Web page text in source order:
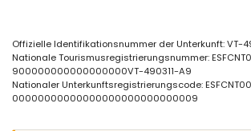
Privater Pool mit den Maßen 10m x 6m und 2,3m
Garten mit Bäumen und Gartenmöbeln mit
Überdachte Terrasse
Außenküche
Außendusche
Offizielle Identifikationsnummer der Unterkunft: VT-
Nationale Tourismusregistrierungsnummer:
900000000000000000VT-490311-A9
Nationaler Unterkunftsregistrierungscode:
00000000000000000000000000009